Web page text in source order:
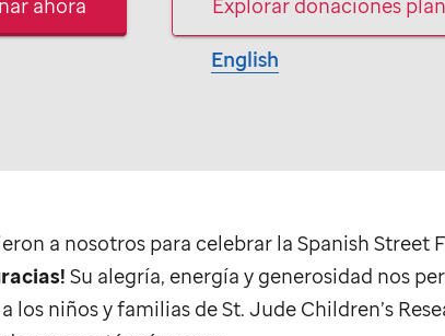
English
a nosotros para celebrar la Spanish Street
Su alegría, energía y generosidad nos
los niños y familias deSt. JudeChildren’s